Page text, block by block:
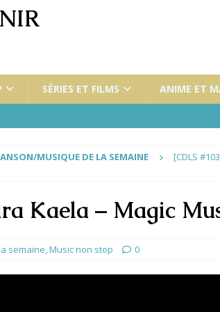
SÉRIES ET FILMS ANIME ET
MUSIQUE DE LA SEMAINE
[CDLS
Kaela – Magic
semaine,Music non stop 0